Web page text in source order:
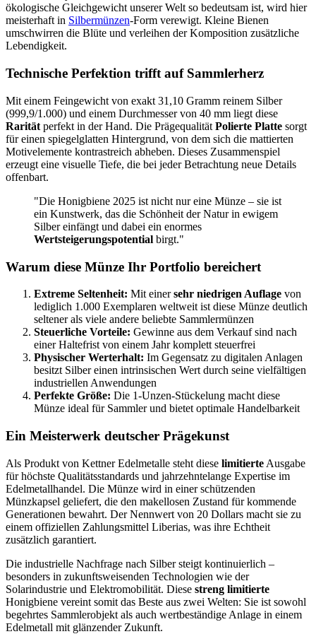
ökologische Gleichgewicht unserer Welt so bedeutsam ist, wird hier
meisterhaft in Silbermünzen-Form verewigt. Kleine Bienen
umschwirren die Blüte und verleihen der Komposition zusätzliche
Lebendigkeit.
Technische Perfektion trifft auf Sammlerherz
Mit einem Feingewicht von exakt 31,10 Gramm reinem Silber
(999,9/1.000) und einem Durchmesser von 40 mm liegt diese
Rarität perfekt in der Hand. Die Prägequalität Polierte Platte sorgt
für einen spiegelglatten Hintergrund, von dem sich die mattierten
Motivelemente kontrastreich abheben. Dieses Zusammenspiel
erzeugt eine visuelle Tiefe, die bei jeder Betrachtung neue Details
offenbart.
"Die Honigbiene 2025 ist nicht nur eine Münze – sie ist
ein Kunstwerk, das die Schönheit der Natur in ewigem
Silber einfängt und dabei ein enormes
Wertsteigerungspotential birgt."
Warum diese Münze Ihr Portfolio bereichert
Extreme Seltenheit: Mit einersehr niedrigen Auflage von
lediglich 1.000 Exemplaren weltweit ist diese Münze deutlich
seltener als viele andere beliebte Sammlermünzen
Steuerliche Vorteile: Gewinne aus dem Verkauf sind nach
einer Haltefrist von einem Jahr komplett steuerfrei
Physischer Werterhalt: Im Gegensatz zu digitalen Anlagen
besitzt Silber einen intrinsischen Wert durch seine vielfältigen
industriellen Anwendungen
Perfekte Größe: Die 1-Unzen-Stückelung macht diese
Münze ideal für Sammler und bietet optimale Handelbarkeit
Ein Meisterwerk deutscher Prägekunst
Als Produkt von Kettner Edelmetalle steht diese limitierte Ausgabe
für höchste Qualitätsstandards und jahrzehntelange Expertise im
Edelmetallhandel. Die Münze wird in einer schützenden
Münzkapsel geliefert, die den makellosen Zustand für kommende
Generationen bewahrt. Der Nennwert von 20 Dollars macht sie zu
einem offiziellen Zahlungsmittel Liberias, was ihre Echtheit
zusätzlich garantiert.
Die industrielle Nachfrage nach Silber steigt kontinuierlich –
besonders in zukunftsweisenden Technologien wie der
Solarindustrie und Elektromobilität. Diese streng limitierte
Honigbiene vereint somit das Beste aus zwei Welten: Sie ist sowohl
begehrtes Sammlerobjekt als auch wertbeständige Anlage in einem
Edelmetall mit glänzender Zukunft.